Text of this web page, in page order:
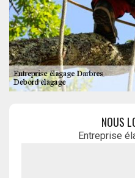
NOUS
Entreprise